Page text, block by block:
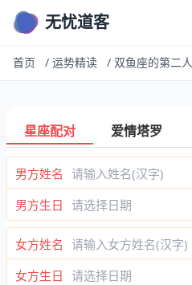
无忧道客
首页 / 运势精读 /
星座配对 爱情塔罗
男方姓名
男方生日
女方姓名
女方生日